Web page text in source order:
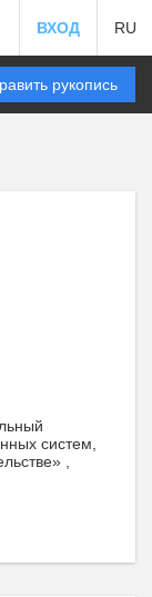
ВХОД RU
рукопись
систем,
,